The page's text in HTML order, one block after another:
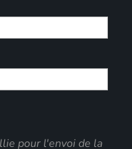
pour l'envoi de la